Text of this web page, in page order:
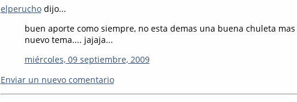
elperuchodijo...
buen aporte como siempre, no esta demas una buena chuleta
nuevo tema.... jajaja...
miércoles, 09 septiembre, 2009
Enviar un nuevo comentario